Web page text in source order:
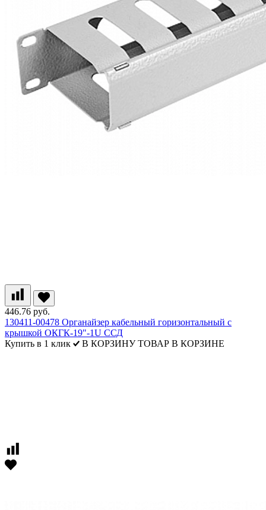
446.76 руб.
130411-00478 Органайзер кабельный горизонтальный с
крышкой ОКГК-19"-1U ССД
Купить в 1 клик
В КОРЗИНУ ТОВАР В КОРЗИНЕ